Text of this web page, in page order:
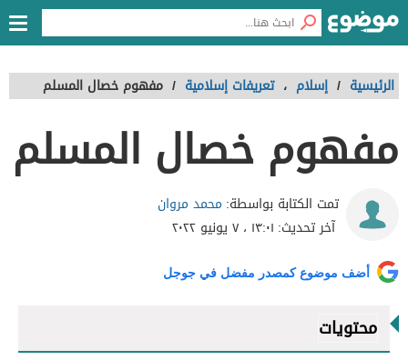
الرئيسية / إسلام ، تعريفات إسلامية / مفهوم خصال المسلم
مفهوم خصال المسلم
تمت الكتابة بواسطة: محمد مروان
آخر تحديث: ١٣:٠١ ، ٧ يونيو ٢٠٢٢
أضف موضوع كمصدر مفضل في جوجل
محتويات